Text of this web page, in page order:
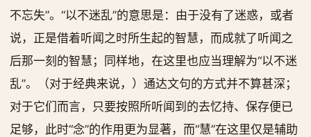
不忘失”。“以不迷乱”的意思是：由于没有了迷惑，或者
说，正是借着听闻之时所生起的智慧，而成就了听闻之
后那一刻的智慧；同样地，在这里也应当理解为“以不迷
乱”。（对于经典来说，）通达文句的方式并不算甚深；
对于它们而言，只要按照所听闻到的去忆持、保存便已
足够，此时“念”的作用更为显著，而“慧”在这里仅是辅助